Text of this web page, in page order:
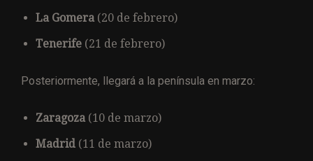
La Gomera(20 de febrero)
Tenerife (21 de febrero)
Posteriormente, llegará a la península en marzo:
Zaragoza(10 de marzo)
Madrid (11 de marzo)